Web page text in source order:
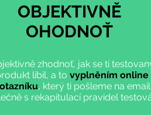
OBJEKTIVNĚ
OHODNOŤ
zhodnoť, jak se ti
líbil, a to vyplněním online
, který ti pošleme na email
s rekapitulací pravidel